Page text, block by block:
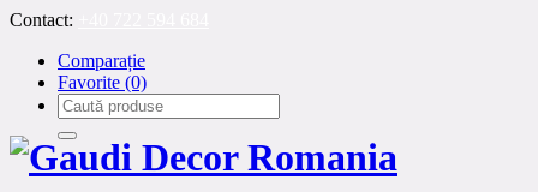
Contact:
Comparație
Favorite (0)